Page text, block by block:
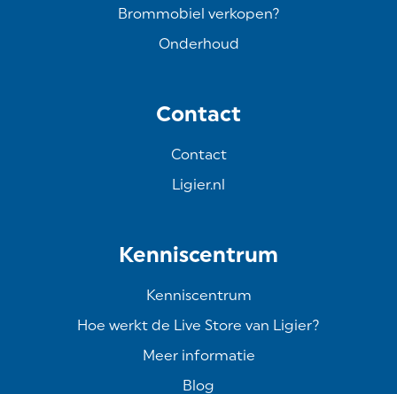
Brommobiel verkopen?
Onderhoud
Contact
Contact
Ligier.nl
Kenniscentrum
Kenniscentrum
Hoe werkt de Live Store van Ligier?
Meer informatie
Blog